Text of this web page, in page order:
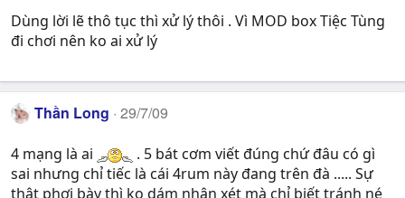
Dùng lời lẽ thô tục thì xử lý thôi . Vì MOD box Tiệc Tùng
đi chơi nên ko ai xử lý
Thần Long 29/7/09
4 mạng là ai
. 5 bát cơm viết đúng chứ đâu có gì
sai nhưng chỉ tiếc là cái 4rum này đang trên đà ..... Sự
thật phơi bày thì ko dám nhận xét mà chỉ biết tránh né